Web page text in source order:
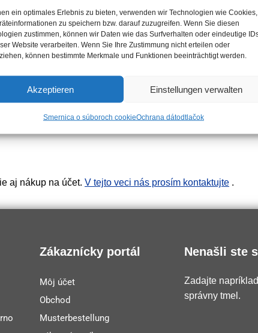
ein optimales Erlebnis zu bieten, verwenden wir Technologien wie Cookies,
zu speichern bzw. darauf zuzugreifen. Wenn Sie diesen
zustimmen, können wir Daten wie das Surfverhalten oder eindeutige
Website verarbeiten. Wenn Sie Ihre Zustimmung nicht erteilen oder
können bestimmte Merkmale und Funktionen beeinträchtigt werden.
Akzeptieren Einstellungen verwalten
Smernica o súboroch cookieOchrana dátodtlačok
zásielka odoslaná.
aj nákup na účet. V tejto veci nás prosím kontaktujte .
Zákaznícky portál
Môj účet
Obchod
Musterbestellung
Nenašli ste
Zadajte
správny tmel.